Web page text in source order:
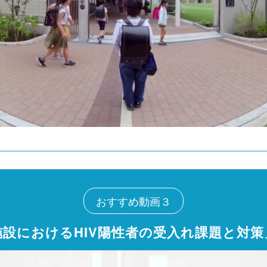
おすすめ動画３
におけるHIV陽性者の受入れ課題と対